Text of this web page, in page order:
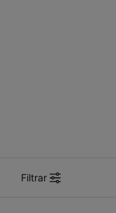
Filtrar